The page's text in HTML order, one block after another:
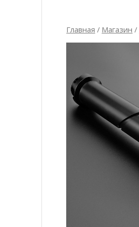
Главная / Магазин /